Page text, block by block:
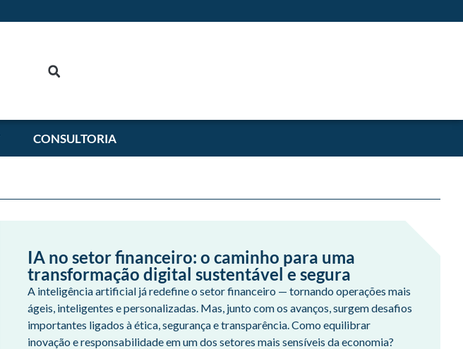
CONSULTORIA
IA no setor financeiro: o caminho para uma
transformação digital sustentável e segura
A inteligência artificial já redefine o setor financeiro — tornando operações mais
ágeis, inteligentes e personalizadas. Mas, junto com os avanços, surgem desafios
importantes ligados à ética, segurança e transparência. Como equilibrar
inovação e responsabilidade em um dos setores mais sensíveis da economia?